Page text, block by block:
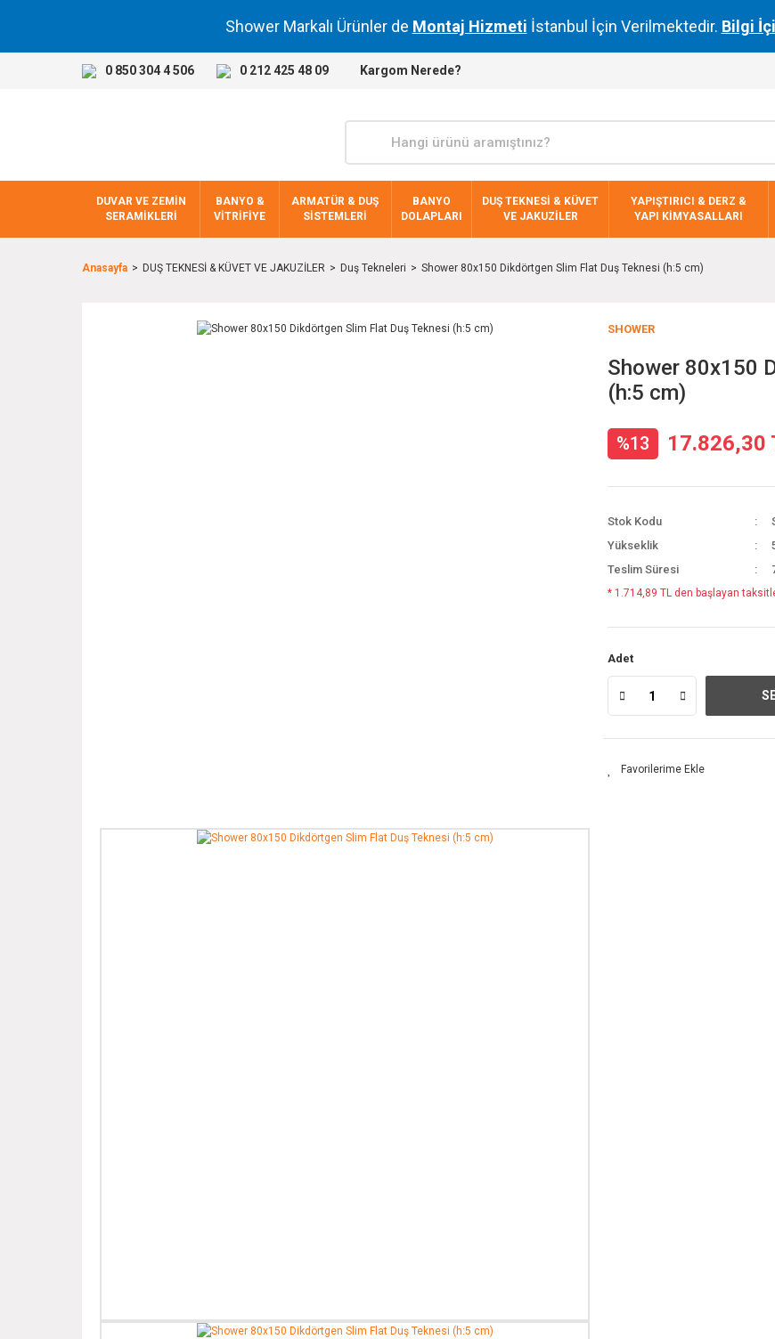
Shower Markalı Ürünler de Montaj Hizmeti İstanbul İçin Verilmektedir. Bilgi
0 850 304 4 506 0 212 425 48 09 Kargom Nerede?
DUVAR VE ZEMİN
SERAMİKLERİ
BANYO &
VİTRİFİYE
ARMATÜR & DUŞ
SİSTEMLERİ
BANYO
DOLAPLARI
DUŞ TEKNESİ & KÜVET
VE JAKUZİLER
YAPIŞTIRICI & DERZ &
YAPI KİMYASALLARI
Anasayfa DUŞ TEKNESİ & KÜVET VE JAKUZİLER Duş Tekneleri Shower 80x150 Dikdörtgen Slim Flat Duş Teknesi (h:5 cm)
SHOWER
Shower 80x150
(h:5 cm)
%13 17.826,30
Stok Kodu
Yükseklik
Teslim Süresi
* 1.714,89 TL den başlayan
Adet